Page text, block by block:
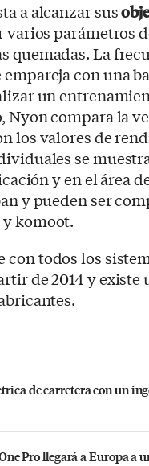
a alcanzar sus
varios parámetros
quemadas. La
con una
un
Nyon compara la
los valores de
se
y en el área
y pueden ser
komoot.
todos los
de 2014 y existe
de carretera con un
Pro llegará a Europa a